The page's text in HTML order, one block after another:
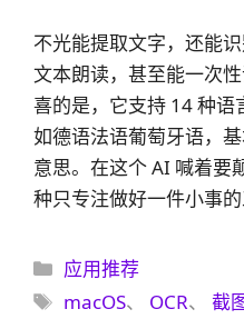
不光能提取文字，还能
文本朗读，甚至能一次
喜的是，它支持 14 种语
如德语法语葡萄牙语，
意思。在这个 AI 喊着要
种只专注做好一件小事
分
类
应用推荐
标
macOS、 OCR、截